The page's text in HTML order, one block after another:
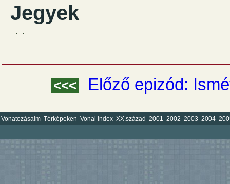
Jegyek
<<< Előző epizód:
Vonatozásaim Térképeken Vonal index XX.század 2001 2002 2003 2004